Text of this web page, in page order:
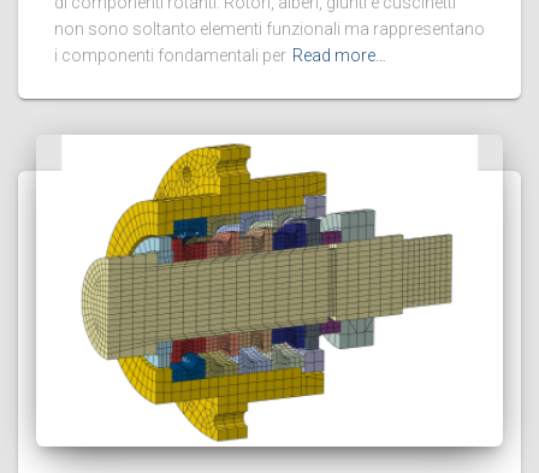
non sono soltanto elementi funzionali ma rappresentano
i componenti fondamentali per Read more…